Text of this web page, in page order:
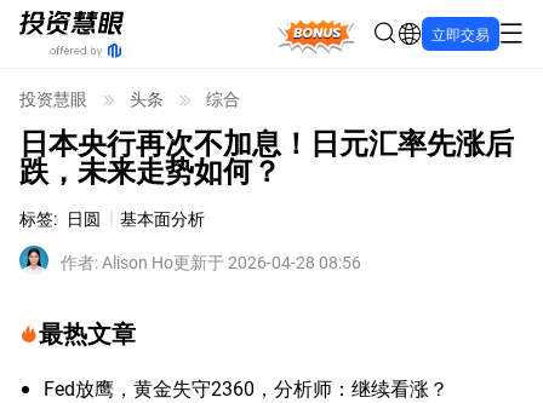
Bonus 立即交易
投资慧眼 头条 综合
日本央行再次不加息！日元汇率先涨后
跌，未来走势如何？
标签: 日圆
基本面分析
作者:Alison Ho更新于 2026-04-28 08:56
最热文章
Fed放鹰，黄金失守2360，分析师：继续看涨？